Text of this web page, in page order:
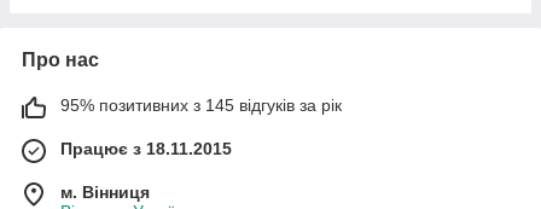
Про нас
95% позитивних з 145 відгуків за рік
Працює з 18.11.2015
м. Вінниця